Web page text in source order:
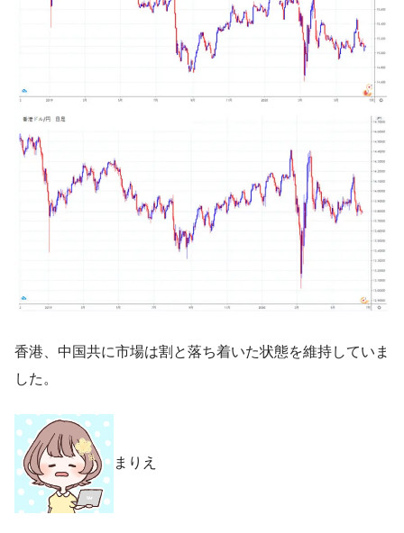
香港、中国共に市場は割と落ち着いた状態を維持していま
した。
まりえ